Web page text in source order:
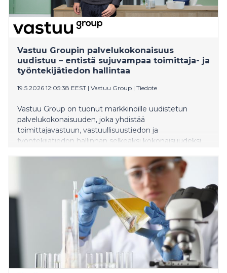
Vastuu Groupin palvelukokonaisuus
uudistuu – entistä sujuvampaa toimittaja- ja
työntekijätiedon hallintaa
19.5.2026 12:05:38 EEST | Vastuu Group | Tiedote
Vastuu Group on tuonut markkinoille uudistetun
palvelukokonaisuuden, joka yhdistää
toimittajavastuun, vastuullisuustiedon ja
työntekijätiedon hallinnan selkeäksi kokonaisuudeksi.